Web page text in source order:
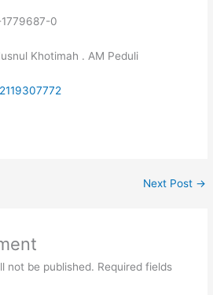
0
Khotimah . AM Peduli
Next Post →
not be published. Required fields